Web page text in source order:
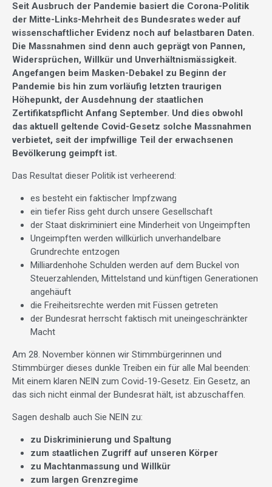
Seit Ausbruch der Pandemie basiert die Corona-Politik
der Mitte-Links-Mehrheit des Bundesrates weder auf
wissenschaftlicher Evidenz noch auf belastbaren Daten.
Die Massnahmen sind denn auch geprägt von Pannen,
Widersprüchen, Willkür und Unverhältnismässigkeit.
Angefangen beim Masken-Debakel zu Beginn der
Pandemie bis hin zum vorläufig letzten traurigen
Höhepunkt, der Ausdehnung der staatlichen
Zertifikatspflicht Anfang September. Und dies obwohl
das aktuell geltende Covid-Gesetz solche Massnahmen
verbietet, seit der impfwillige Teil der erwachsenen
Bevölkerung geimpft ist.
Das Resultat dieser Politik ist verheerend:
es besteht ein faktischer Impfzwang
ein tiefer Riss geht durch unsere Gesellschaft
der Staat diskriminiert eine Minderheit von Ungeimpften
Ungeimpften werden willkürlich unverhandelbare
Grundrechte entzogen
Milliardenhohe Schulden werden auf dem Buckel von
Steuerzahlenden, Mittelstand und künftigen Generationen
angehäuft
die Freiheitsrechte werden mit Füssen getreten
der Bundesrat herrscht faktisch mit uneingeschränkter
Macht
Am 28. November können wir Stimmbürgerinnen und
Stimmbürger dieses dunkle Treiben ein für alle Mal beenden:
Mit einem klaren NEIN zum Covid-19-Gesetz. Ein Gesetz, an
das sich nicht einmal der Bundesrat hält, ist abzuschaffen.
Sagen deshalb auch Sie NEIN zu:
zu Diskriminierung und Spaltung
zum staatlichen Zugriff auf unseren Körper
zu Machtanmassung und Willkür
zum largen Grenzregime